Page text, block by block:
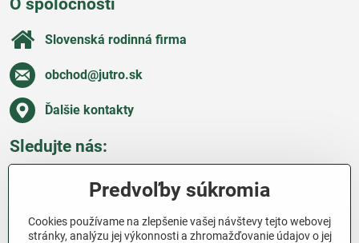
O spoločnosti
Slovenská rodinná firma
obchod​@jutro​.sk
Ďalšie kontakty
Sledujte nás:
Všetko o nákupe
Predvoľby súkromia
Cookies používame na zlepšenie vašej návštevy tejto webovej
stránky, analýzu jej výkonnosti a zhromažďovanie údajov o jej